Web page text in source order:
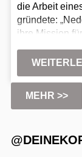
die Arbeit
gründete:
ihre Mission
MEHR >>